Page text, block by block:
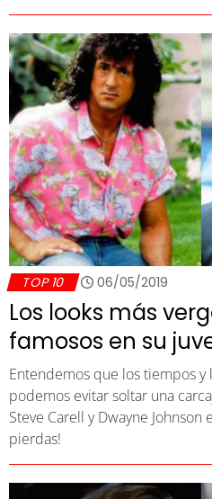
TOP 10 06/05/2019
Los looks más
famosos en su
Entendemos que los tiempos
podemos evitar soltar una
Steve Carell y Dwayne Johnson
pierdas!